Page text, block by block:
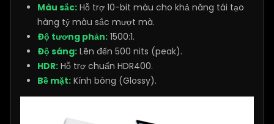
Màu sắc: Hỗ trợ 10-bit màu cho khả năng tái tạo
hàng tỷ màu sắc mượt mà.
Độ tương phản: 1500:1.
Độ sáng: Lên đến 500 nits (peak).
HDR: Hỗ trợ chuẩn HDR400.
Bề mặt: Kính bóng (Glossy).